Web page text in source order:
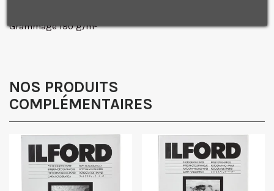
Grammage 190 g/m²
NOS PRODUITS
COMPLÉMENTAIRES
J'accepte de recevoir des SMS de la part de la marque.